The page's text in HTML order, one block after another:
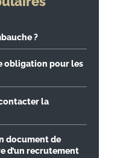
?
obligation pour les
la
document de
d’un recrutement